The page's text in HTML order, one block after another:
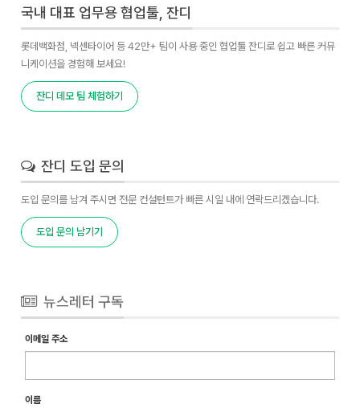
국내 대표 업무용 협업툴, 잔디
롯데백화점, 넥센타이어 등 42만+ 팀이 사용 중인 협업툴 잔디로 쉽고 빠른 커뮤
니케이션을 경험해 보세요!
잔디 데모 팀 체험하기
잔디 도입 문의
도입 문의를 남겨 주시면 전문 컨설턴트가 빠른 시일 내에 연락드리겠습니다.
도입 문의 남기기
뉴스레터 구독
이메일 주소
이름